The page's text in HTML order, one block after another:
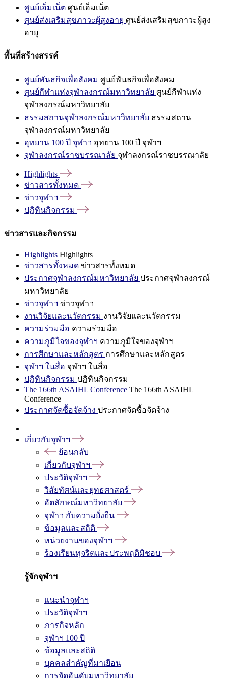
ศูนย์เอ็มเน็ต ศูนย์เอ็มเน็ต
ศูนย์ส่งเสริมสุขภาวะผู้สูงอายุ ศูนย์ส่งเสริมสุขภาวะผู้สูง
อายุ
พื้นที่สร้างสรรค์
ศูนย์พันธกิจเพื่อสังคม ศูนย์พันธกิจเพื่อสังคม
ศูนย์กีฬาแห่งจุฬาลงกรณ์มหาวิทยาลัย ศูนย์กีฬาแห่ง
จุฬาลงกรณ์มหาวิทยาลัย
ธรรมสถานจุฬาลงกรณ์มหาวิทยาลัย ธรรมสถาน
จุฬาลงกรณ์มหาวิทยาลัย
อุทยาน 100 ปี จุฬาฯ อุทยาน 100 ปี จุฬาฯ
จุฬาลงกรณ์ราชบรรณาลัย จุฬาลงกรณ์ราชบรรณาลัย
Highlights
ข่าวสารทั้งหมด
ข่าวจุฬาฯ
ปฏิทินกิจกรรม
ข่าวสารและกิจกรรม
Highlights Highlights
ข่าวสารทั้งหมด ข่าวสารทั้งหมด
ประกาศจุฬาลงกรณ์มหาวิทยาลัย ประกาศจุฬาลงกรณ์
มหาวิทยาลัย
ข่าวจุฬาฯ ข่าวจุฬาฯ
งานวิจัยและนวัตกรรม งานวิจัยและนวัตกรรม
ความร่วมมือ ความร่วมมือ
ความภูมิใจของจุฬาฯ ความภูมิใจของจุฬาฯ
การศึกษาและหลักสูตร การศึกษาและหลักสูตร
จุฬาฯ ในสื่อ จุฬาฯ ในสื่อ
ปฏิทินกิจกรรม ปฏิทินกิจกรรม
The 166th ASAIHL Conference The 166th ASAIHL
Conference
ประกาศจัดซื้อจัดจ้าง ประกาศจัดซื้อจัดจ้าง
เกี่ยวกับจุฬาฯ
ย้อนกลับ
เกี่ยวกับจุฬาฯ
ประวัติจุฬาฯ
วิสัยทัศน์และยุทธศาสตร์
อัตลักษณ์มหาวิทยาลัย
จุฬาฯ กับความยั่งยืน
ข้อมูลและสถิติ
หน่วยงานของจุฬาฯ
ร้องเรียนทุจริตและประพฤติมิชอบ
รู้จักจุฬาฯ
แนะนำจุฬาฯ
ประวัติจุฬาฯ
ภารกิจหลัก
จุฬาฯ 100 ปี
ข้อมูลและสถิติ
บุคคลสำคัญที่มาเยือน
การจัดอันดับมหาวิทยาลัย